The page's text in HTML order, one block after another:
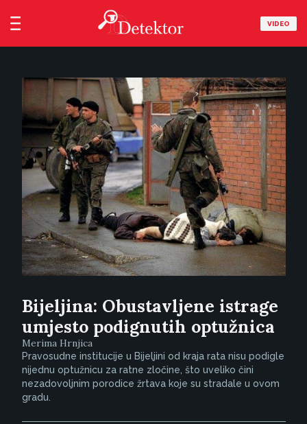
VIDEO
Bijeljina: Obustavljene istrage
umjesto podignutih optužnica
Merima Hrnjica
Pravosudne institucije u Bijeljini od kraja rata nisu podigle
nijednu optužnicu za ratne zločine, što uveliko čini
nezadovoljnim porodice žrtava koje su stradale u ovom
gradu.